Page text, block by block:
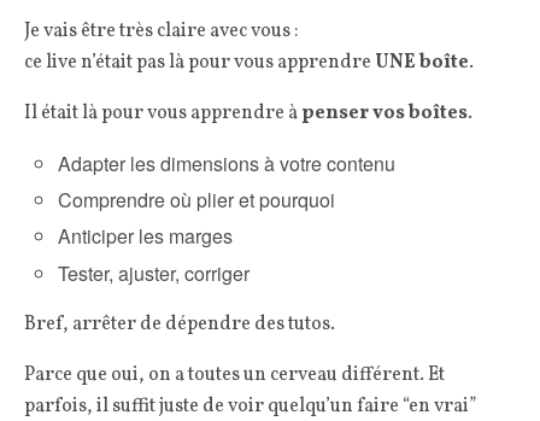
Je vais être très claire avec vous :
ce live n’était pas là pour vous apprendre UNE boîte.
Il était là pour vous apprendre àpenser vos boîtes.
Adapter les dimensions à votre contenu
Comprendre où plier et pourquoi
Anticiper les marges
Tester, ajuster, corriger
Bref, arrêter de dépendre des tutos.
Parce que oui, on a toutes un cerveau différent. Et
parfois, il suffit juste de voir quelqu’un faire “en vrai”